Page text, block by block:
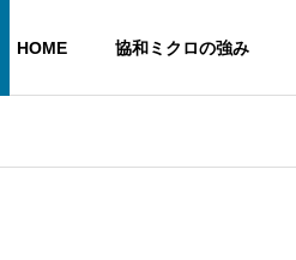
HOME 協和ミクロの強み